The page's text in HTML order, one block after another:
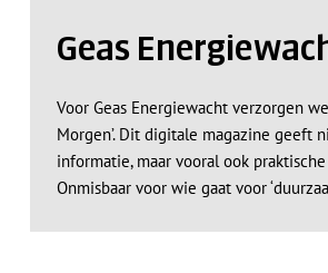
Geas
Voor Geas Energiewacht verzorgen
Morgen’. Dit digitale magazine geeft
informatie, maar vooral ook
Onmisbaar voor wie gaat voor